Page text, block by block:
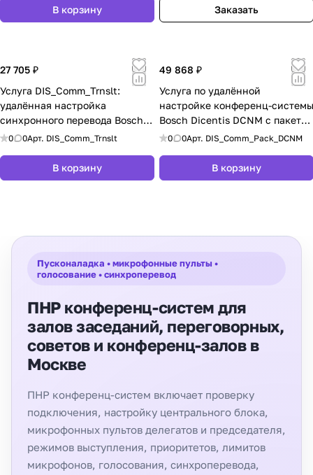
В корзину Заказать
27 705 ₽
Услуга DIS_Comm_Trnslt:
удалённая настройка
синхронного перевода Bosch
Dicentis DCNM
0 0Арт. DIS_Comm_Trnslt
В корзину
49 868 ₽
Услуга по удалённой
настройке конференц-системы
Bosch Dicentis DCNM с пакетом
DIS_Comm_Pack_DCNM
Голосование)
0 0Арт. DIS_Comm_Pack_DCNM
В корзину
Пусконаладка • микрофонные пульты •
голосование • синхроперевод
ПНР конференц-систем для
залов заседаний, переговорных,
советов и конференц-залов в
Москве
ПНР конференц-систем включает проверку
подключения, настройку центрального блока,
микрофонных пультов делегатов и председателя,
режимов выступления, приоритетов, лимитов
микрофонов, голосования, синхроперевода,